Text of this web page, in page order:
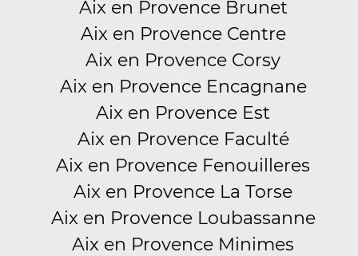
Aix en Provence Brunet
Aix en Provence Centre
Aix en Provence Corsy
Aix en Provence Encagnane
Aix en Provence Est
Aix en Provence Faculté
Aix en Provence Fenouilleres
Aix en Provence La Torse
Aix en Provence Loubassanne
Aix en Provence Minimes